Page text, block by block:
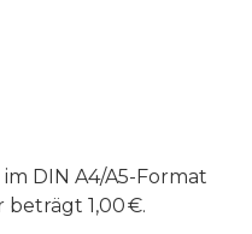
DIN A4/A5-Format
1,00 €.